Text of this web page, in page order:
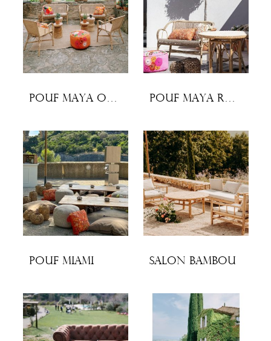
Pouf Maya orange Pouf Maya Rose
Pouf Miami Salon bambou